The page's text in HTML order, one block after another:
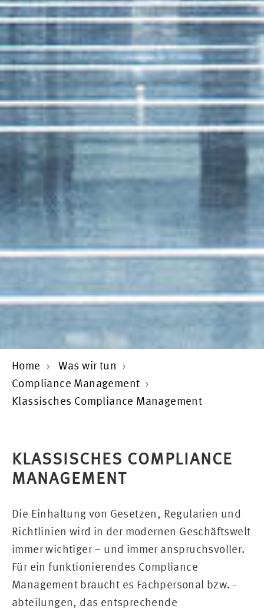
Home
Was wir tun
Compliance Management
Klassisches Compliance Management
KLASSISCHES COMPLIANCE
MANAGEMENT
Die Einhaltung von Gesetzen, Regularien und
Richtlinien wird in der modernen Geschäftswelt
immer wichtiger – und immer anspruchsvoller.
Für ein funktionierendes Compliance
Management braucht es Fachpersonal bzw. -
abteilungen, das entsprechende